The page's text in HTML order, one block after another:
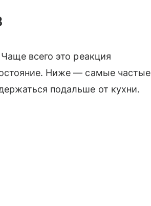
всего это реакция
Ниже — самые частые
подальше от кухни.